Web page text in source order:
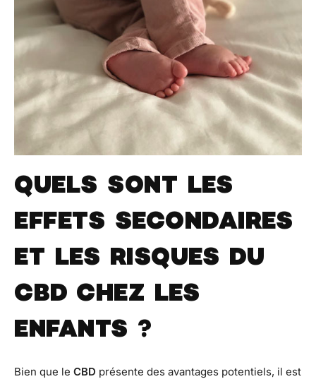
QUELS SONT LES
EFFETS SECONDAIRES
ET LES RISQUES DU
CBD CHEZ LES
ENFANTS ?
Bien que le CBD présente des avantages potentiels, il est